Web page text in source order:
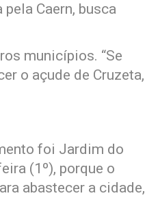
Caern, busca
municípios. “Se
o açude de Cruzeta,
foi Jardim do
(1º), porque o
abastecer a cidade,